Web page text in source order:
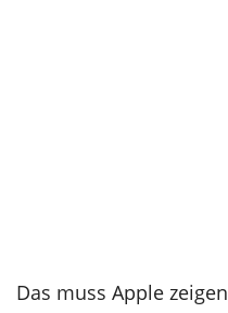
Das muss Apple zeigen